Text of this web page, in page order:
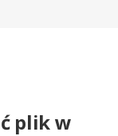
plik w